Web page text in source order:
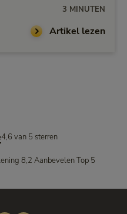
3 MINUTEN
Artikel lezen
4,6 van 5 sterren
8,2 Aanbevelen Top 5